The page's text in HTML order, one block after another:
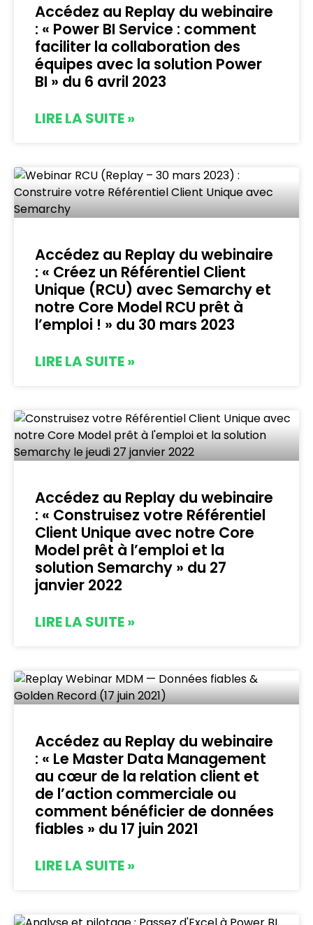
Accédez au Replay du webinaire
: « Power BI Service : comment
faciliter la collaboration des
équipes avec la solution Power
BI » du 6 avril 2023
LIRE LA SUITE »
Accédez au Replay du webinaire
: « Créez un Référentiel Client
Unique (RCU) avec Semarchy et
notre Core Model RCU prêt à
l’emploi ! » du 30 mars 2023
LIRE LA SUITE »
Accédez au Replay du webinaire
: « Construisez votre Référentiel
Client Unique avec notre Core
Model prêt à l’emploi et la
solution Semarchy » du 27
janvier 2022
LIRE LA SUITE »
Accédez au Replay du webinaire
: « Le Master Data Management
au cœur de la relation client et
de l’action commerciale ou
comment bénéficier de données
fiables » du 17 juin 2021
LIRE LA SUITE »